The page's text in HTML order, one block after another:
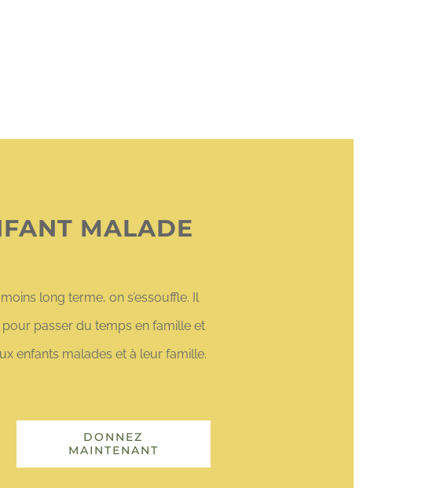
MALADE
long terme, on s’essouffle. Il
pour passer du temps en famille et
enfants malades et à leur famille.
DONNEZ
MAINTENANT